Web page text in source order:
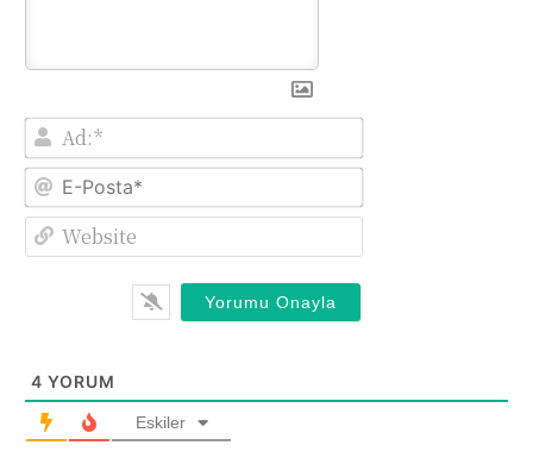
Ad:*
E-
4 YORUM
Eskiler